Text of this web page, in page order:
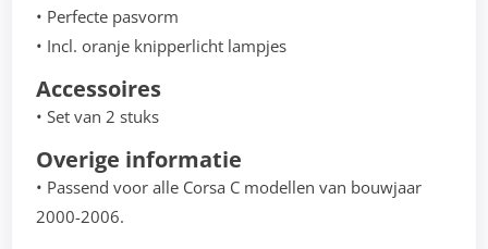
• Perfecte pasvorm
• Incl. oranje knipperlicht lampjes
Accessoires
• Set van 2 stuks
Overige informatie
• Passend voor alle Corsa C modellen van bouwjaar
2000-2006.